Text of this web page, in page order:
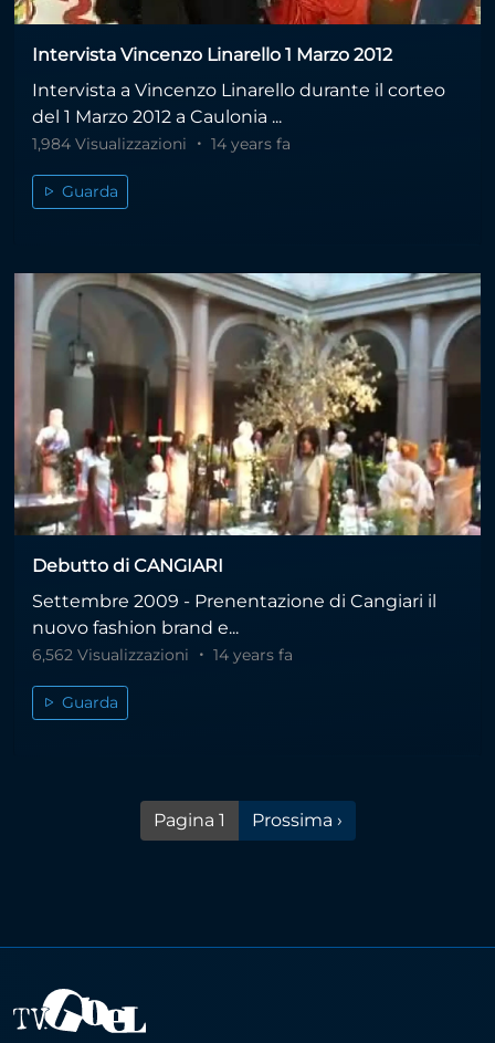
Intervista Vincenzo Linarello 1 Marzo 2012
Intervista a Vincenzo Linarello durante il corteo
del 1 Marzo 2012 a Caulonia ...
1,984 Visualizzazioni 14 years fa
Guarda
Debutto di CANGIARI
Settembre 2009 - Prenentazione di Cangiari il
nuovo fashion brand e...
6,562 Visualizzazioni 14 years fa
Guarda
Pagina 1 Pagina successiva
Prossima ›